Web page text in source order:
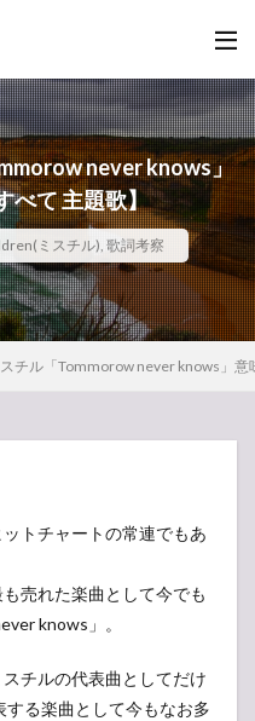
never knows」
べて 主題歌】
ミスチル), 歌詞考察
スチル「Tommorow never knows」
トチャートの常連でもあ
売れた楽曲として今でも
knows」。
チルの代表曲としてだけ
る楽曲として今もなお多